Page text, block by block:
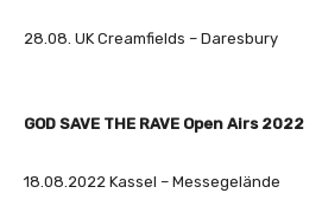
u
i
e
28.08. UK Creamfields – Daresbury
GOD SAVE THE RAVE Open Airs 2022
18.08.2022 Kassel – Messegelände